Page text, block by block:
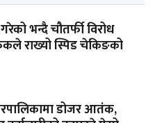
भन्दै चौतर्फी विरोध
राख्यो स्पिड चेकिङको
डोजर आतंक,